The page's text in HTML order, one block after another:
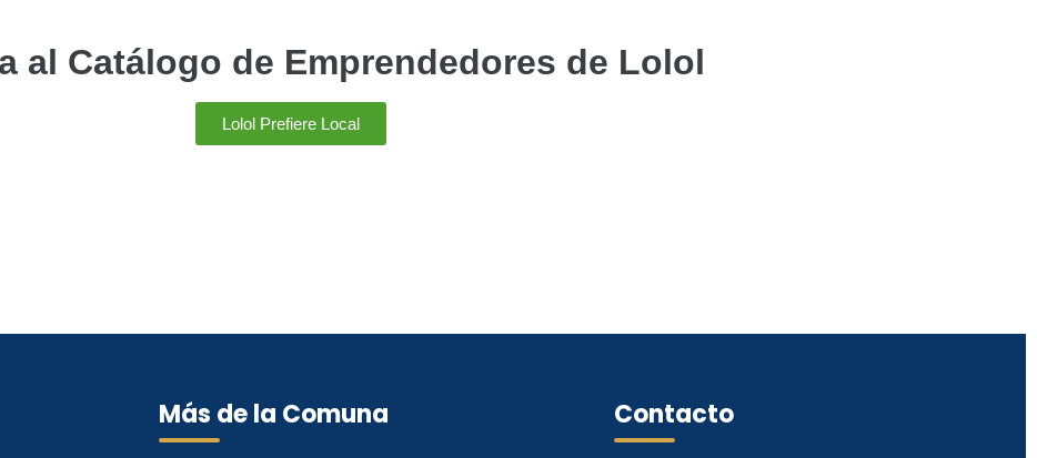
al Catálogo de Emprendedores de Lolol
Lolol Prefiere Local
Más de la Comuna Contacto